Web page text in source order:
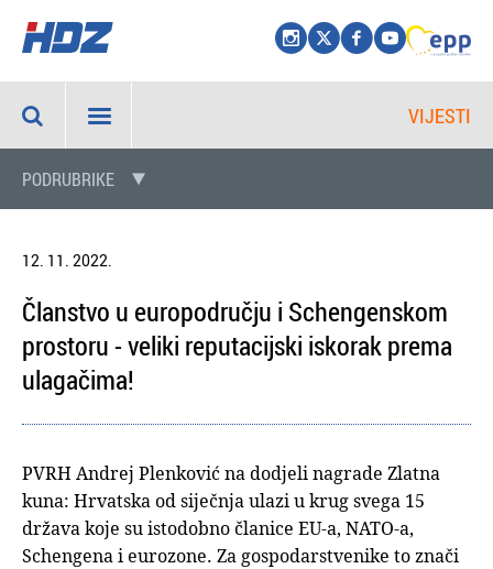
VIJESTI
PODRUBRIKE
12. 11. 2022.
Članstvo u europodručju i Schengenskom
prostoru - veliki reputacijski iskorak prema
ulagačima!
PVRH Andrej Plenković na dodjeli nagrade Zlatna
kuna: Hrvatska od siječnja ulazi u krug svega 15
država koje su istodobno članice EU-a, NATO-a,
Schengena i eurozone. Za gospodarstvenike to znači